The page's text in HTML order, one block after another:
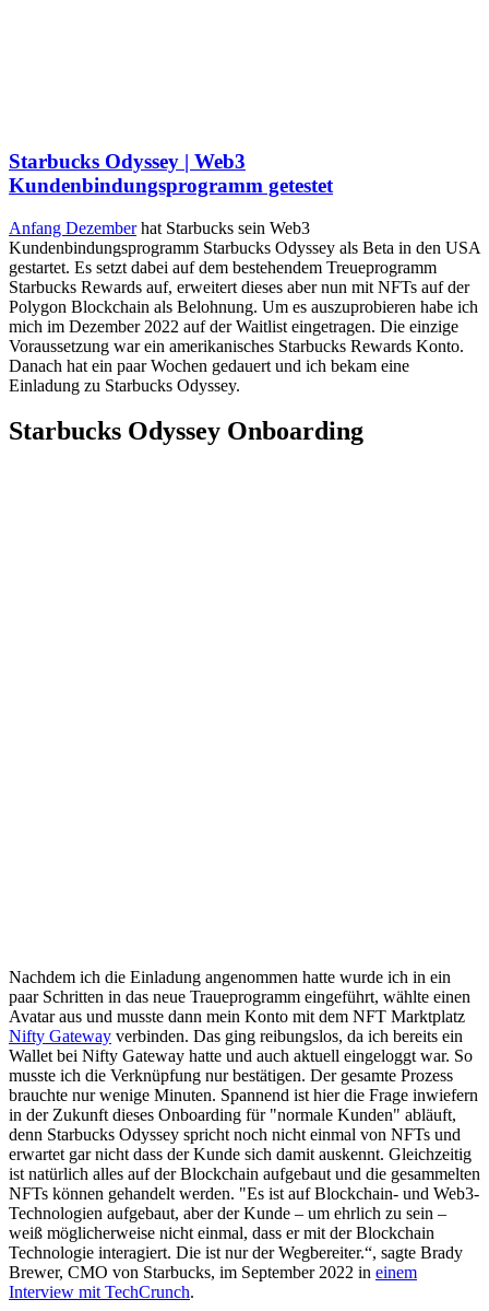
Starbucks Odyssey | Web3
Kundenbindungsprogramm getestet
Anfang Dezemberhat Starbucks sein Web3
Kundenbindungsprogramm Starbucks Odyssey als Beta in den USA
gestartet. Es setzt dabei auf dem bestehendem Treueprogramm
Starbucks Rewards auf, erweitert dieses aber nun mit NFTs auf der
Polygon Blockchain als Belohnung. Um es auszuprobieren habe ich
mich im Dezember 2022 auf der Waitlist eingetragen. Die einzige
Voraussetzung war ein amerikanisches Starbucks Rewards Konto.
Danach hat ein paar Wochen gedauert und ich bekam eine
Einladung zu Starbucks Odyssey.
Starbucks Odyssey Onboarding
Nachdem ich die Einladung angenommen hatte wurde ich in ein
paar Schritten in das neue Traueprogramm eingeführt, wählte einen
Avatar aus und musste dann mein Konto mit dem NFT Marktplatz
Nifty Gateway verbinden. Das ging reibungslos, da ich bereits ein
Wallet bei Nifty Gateway hatte und auch aktuell eingeloggt war. So
musste ich die Verknüpfung nur bestätigen. Der gesamte Prozess
brauchte nur wenige Minuten. Spannend ist hier die Frage inwiefern
in der Zukunft dieses Onboarding für "normale Kunden" abläuft,
denn Starbucks Odyssey spricht noch nicht einmal von NFTs und
erwartet gar nicht dass der Kunde sich damit auskennt. Gleichzeitig
ist natürlich alles auf der Blockchain aufgebaut und die gesammelten
NFTs können gehandelt werden. "Es ist auf Blockchain- und Web3-
Technologien aufgebaut, aber der Kunde – um ehrlich zu sein –
weiß möglicherweise nicht einmal, dass er mit der Blockchain
Technologie interagiert. Die ist nur der Wegbereiter.“, sagte Brady
Brewer, CMO von Starbucks, im September 2022 in einem
Interview mit TechCrunch.